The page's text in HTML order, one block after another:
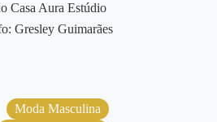
Casa Aura Estúdio
Gresley Guimarães
Moda Masculina